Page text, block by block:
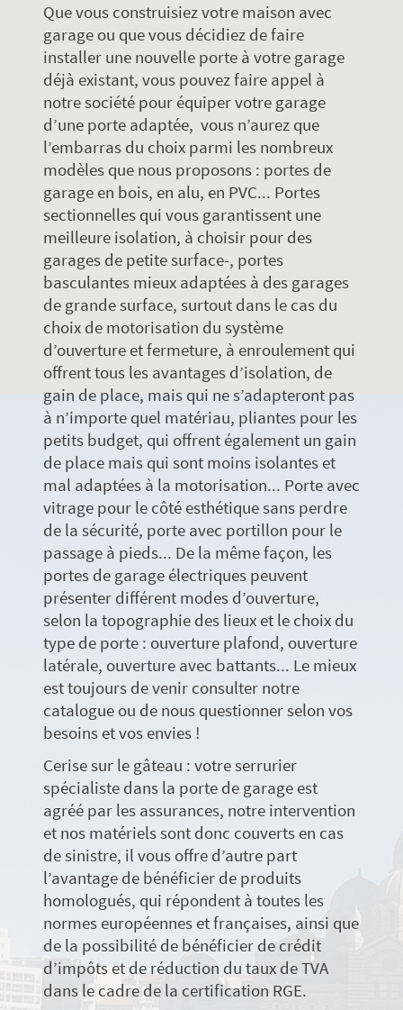
Que vous construisiez votre maison avec
garage ou que vous décidiez de faire
installer une nouvelle porte à votre garage
déjà existant, vous pouvez faire appel à
notre société pour équiper votre garage
d’une porte adaptée, vous n’aurez que
l’embarras du choix parmi les nombreux
modèles que nous proposons : portes de
garage en bois, en alu, en PVC... Portes
sectionnelles qui vous garantissent une
meilleure isolation, à choisir pour des
garages de petite surface-, portes
basculantes mieux adaptées à des garages
de grande surface, surtout dans le cas du
choix de motorisation du système
d’ouverture et fermeture, à enroulement qui
offrent tous les avantages d’isolation, de
gain de place, mais qui ne s’adapteront pas
à n’importe quel matériau, pliantes pour les
petits budget, qui offrent également un gain
de place mais qui sont moins isolantes et
mal adaptées à la motorisation... Porte avec
vitrage pour le côté esthétique sans perdre
de la sécurité, porte avec portillon pour le
passage à pieds... De la même façon, les
portes de garage électriques peuvent
présenter différent modes d’ouverture,
selon la topographie des lieux et le choix du
type de porte : ouverture plafond, ouverture
latérale, ouverture avec battants... Le mieux
est toujours de venir consulter notre
catalogue ou de nous questionner selon vos
besoins et vos envies !
Cerise sur le gâteau : votre serrurier
spécialiste dans la porte de garage est
agréé par les assurances, notre intervention
et nos matériels sont donc couverts en cas
de sinistre, il vous offre d’autre part
l’avantage de bénéficier de produits
homologués, qui répondent à toutes les
normes européennes et françaises, ainsi que
de la possibilité de bénéficier de crédit
d’impôts et de réduction du taux de TVA
dans le cadre de la certification RGE.